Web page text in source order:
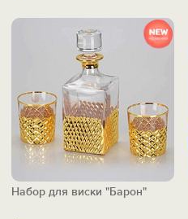
Набор для виски "Барон"